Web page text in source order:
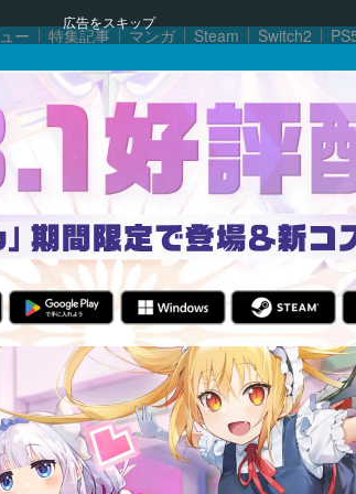
広告をスキップ
ー 特集記事 マンガ Steam Switch2